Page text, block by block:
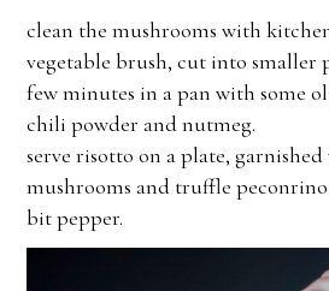
clean the mushrooms with
vegetable brush, cut into smaller
few minutes in a pan with some
chili powder and nutmeg.
serve risotto on a plate,
mushrooms and truffle peconrino
bit pepper.